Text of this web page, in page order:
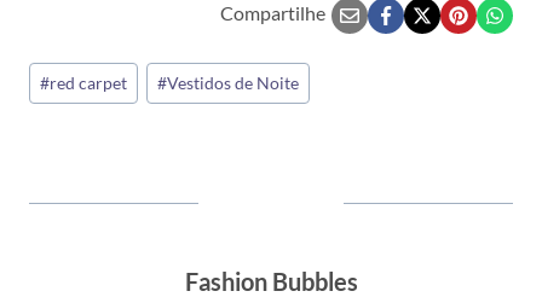
Compartilhe
Tags
do
#red carpet #Vestidos de Noite
Fashion Bubbles